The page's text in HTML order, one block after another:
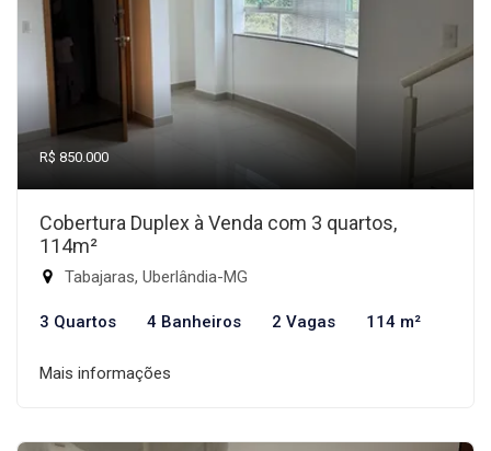
R$ 850.000
Cobertura Duplex à Venda com 3 quartos,
114m²
Tabajaras, Uberlândia-MG
3 Quartos 4 Banheiros 2 Vagas 114 m²
Mais informações